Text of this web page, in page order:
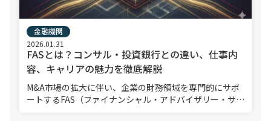
金融機関
2026.01.31
FASとは？コンサル・投資銀行との違い、仕事内
容、キャリアの魅力を徹底解説
M&A市場の拡大に伴い、企業の財務領域を専門的にサポ
ートするFAS（ファイナンシャル・アドバイザリー・サー